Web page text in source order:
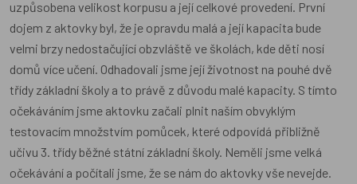
uzpůsobena velikost korpusu a její celkové provedení. První
dojem z aktovky byl, že je opravdu malá a její kapacita bude
velmi brzy nedostačující obzvláště ve školách, kde děti nosí
domů více učení. Odhadovali jsme její životnost na pouhé dvě
třídy základní školy a to právě z důvodu malé kapacity. S tímto
očekáváním jsme aktovku začali plnit naším obvyklým
testovacím množstvím pomůcek, které odpovídá přibližně
učivu 3. třídy běžné státní základní školy. Neměli jsme velká
očekávání a počítali jsme, že se nám do aktovky vše nevejde.